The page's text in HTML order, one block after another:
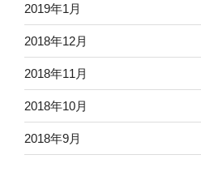
2019年1月
2018年12月
2018年11月
2018年10月
2018年9月